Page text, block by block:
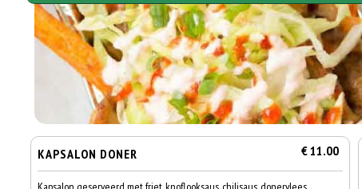
KAPSALON DONER € 11.00